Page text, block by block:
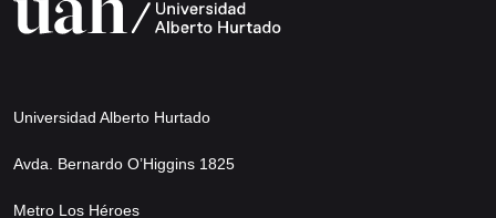
Universidad Alberto Hurtado
Avda. Bernardo O’Higgins 1825
Metro Los Héroes